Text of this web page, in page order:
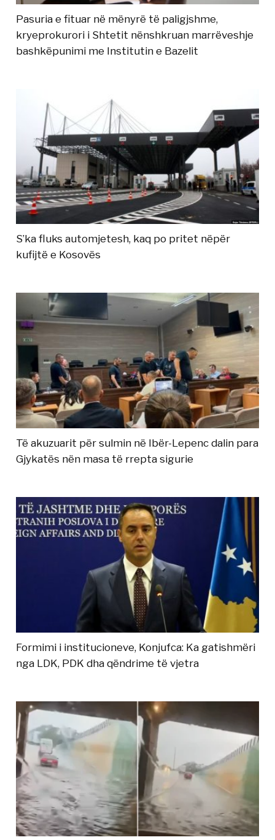
Pasuria e fituar në mënyrë të paligjshme,
kryeprokurori i Shtetit nënshkruan marrëveshje
bashkëpunimi me Institutin e Bazelit
S’ka fluks automjetesh, kaq po pritet nëpër
kufijtë e Kosovës
Të akuzuarit për sulmin në Ibër-Lepenc dalin para
Gjykatës nën masa të rrepta sigurie
Formimi i institucioneve, Konjufca: Ka gatishmëri
nga LDK, PDK dha qëndrime të vjetra